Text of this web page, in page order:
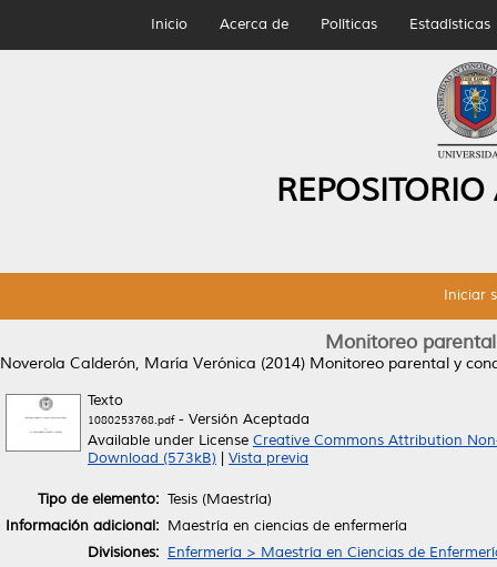
Inicio Acerca de Políticas Estadísticas
Iniciar
Monitoreo
Noverola Calderón, María Verónica (2014) Monitoreo parental y
Texto
1080253768.pdf- Versión Aceptada
Available under License Creative Commons Attribution
Download (573kB)
Vista previa
Tipo de elemento: Tesis (Maestría)
Información adicional: Maestría en ciencias de enfermería
Divisiones: Enfermería > Maestría en Ciencias de